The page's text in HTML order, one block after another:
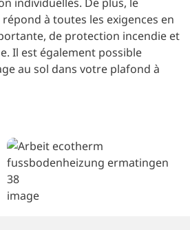
à toutes les exigences en
de protection incendie et
Il est également possible
au sol dans votre plafond à
image